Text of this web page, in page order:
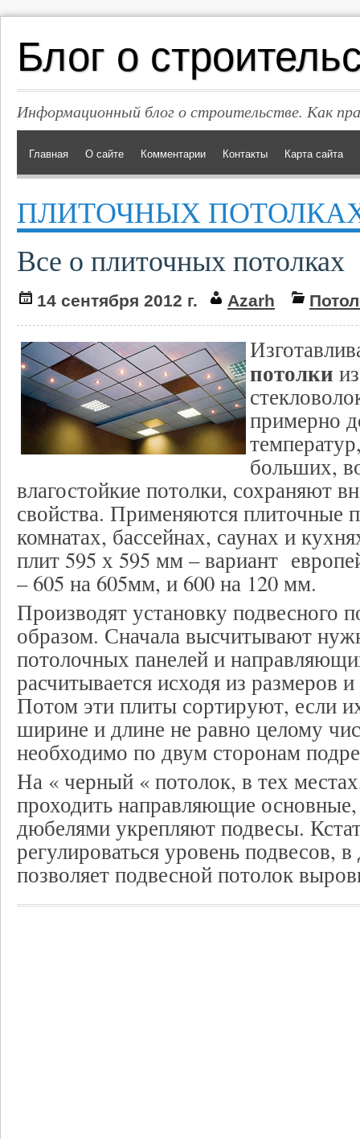
Блог о
Информационный блог о строительстве. Как
Главная О сайте Комментарии Контакты Карта сайта
ПЛИТОЧНЫХ
Все о плиточных потолках
14 сентября 2012 г. Azarh
потолки
примерно
больших,
влагостойкие потолки, сохраняют
свойства. Применяются плиточные
комнатах, бассейнах, саунах и
плит 595 х 595 мм – вариант
– 605 на 605мм, и 600 на 120 мм.
Производят установку подвесного
образом. Сначала высчитывают
потолочных панелей и
расчитывается исходя из
Потом эти плиты сортируют, если
ширине и длине не равно целому
необходимо по двум сторонам
На « черный « потолок, в тех
проходить направляющие
дюбелями укрепляют подвесы.
регулироваться уровень подвесов,
позволяет подвесной потолок